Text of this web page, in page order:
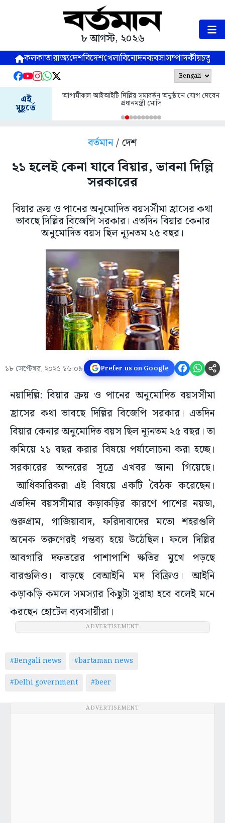
৮ আগস্ট, ২০২৬
কলকাতারাজ্যদেশবিদেশখেলাবিনোদনব্যবসাসম্পাদকীয়
এই
মুহূর্তে
আগামীকাল আইআইটি দিল্লির সমাবর্তন অনুষ্ঠানে যোগ দেবেন
প্রধানমন্ত্রী মোদি
বর্তমান/ দেশ
২১ হলেই কেনা যাবে বিয়ার, ভাবনা দিল্লি
সরকারের
বিয়ার ক্রয় ও পানের অনুমোদিত বয়সসীমা হ্রাসের কথা
ভাবছে দিল্লির বিজেপি সরকার। এতদিন বিয়ার কেনার
অনুমোদিত বয়স ছিল ন্যূনতম ২৫ বছর।
১৮ সেপ্টেম্বর, ২০২৫ ১৬:০৯ Prefer us on Google
নয়াদিল্লি: বিয়ার ক্রয় ও পানের অনুমোদিত বয়সসীমা
হ্রাসের কথা ভাবছে দিল্লির বিজেপি সরকার। এতদিন
বিয়ার কেনার অনুমোদিত বয়স ছিল ন্যূনতম ২৫ বছর। তা
কমিয়ে ২১ বছর করার বিষয়ে পর্যালোচনা করা হচ্ছে।
সরকারের অন্দরের সূত্রে এখবর জানা গিয়েছে।
আধিকারিকরা এই বিষয়ে একটি বৈঠক করেছেন।
এতদিন বয়সসীমার কড়াকড়ির কারণে পাশের নয়ডা,
গুরুগ্রাম, গাজিয়াবাদ, ফরিদাবাদের মতো শহরগুলি
অনেক তরুণেরই গন্তব্য হয়ে উঠেছিল। ফলে দিল্লির
আবগারি দফতরের পাশাপাশি ক্ষতির মুখে পড়ছে
বারগুলিও। বাড়ছে বেআইনি মদ বিক্রিও। আইনি
কড়াকড়ি কমলে সমস্যার কিছুটা সুরাহা হবে বলেই মনে
করছেন হোটেল ব্যবসায়ীরা।
ADVERTISEMENT
#Bengali news
#bartaman news
#Delhi government
#beer
ADVERTISEMENT